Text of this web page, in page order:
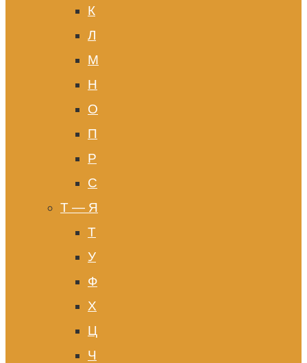
К
Л
М
Н
О
П
Р
С
Т — Я
Т
У
Ф
Х
Ц
Ч